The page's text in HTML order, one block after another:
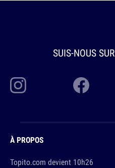
SUIS-NOUS SUR
À PROPOS
Topito.com devient 10h26